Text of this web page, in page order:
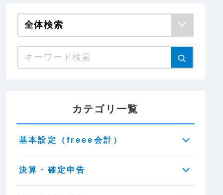
カテゴリ一覧
基本設定（freee会計）
決算・確定申告